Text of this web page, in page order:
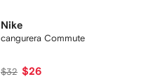
Nike
cangurera Commute
$32 $26